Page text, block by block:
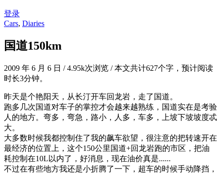
登录
Cars, Diaries
国道150km
2009 年 6 月 6 日 /4.95k次浏览 /本文共计627个字，预计阅读
时长3分钟。
昨天是个艳阳天，从长汀开车回龙岩，走了国道。
跑多几次国道对车子的掌控才会越来越熟练，国道实在是考验
人的地方。弯多，弯急，路小，人多，车多，上坡下坡坡度忒
大。
大多数时候我都控制住了我的飙车欲望，很注意的把转速开在
最经济的位置上，这个150公里国道+回龙岩跑的市区，把油
耗控制在10L以内了，好消息，现在油价真是......
不过在有些地方我还是小折腾了一下，超车的时候手动降挡，